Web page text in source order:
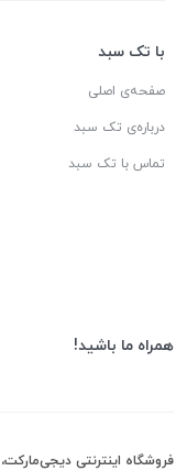
با تک سبد
صفحه‌ی اصلی
درباره‌ی تک سبد
تماس با تک سبد
همراه ما باشید!
فروشگاه اینترنتی